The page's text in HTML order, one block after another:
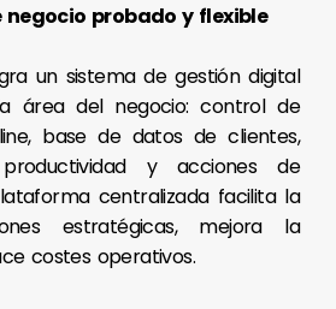
negocio probado y flexible
un sistema de gestión digital
área del negocio: control de
base de datos de clientes,
y acciones de
centralizada facilita la
estratégicas, mejora la
costes operativos.